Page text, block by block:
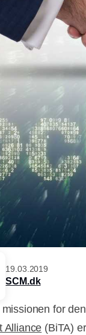
19.03.2019
SCM.dk
for
Alliance (BiTA)